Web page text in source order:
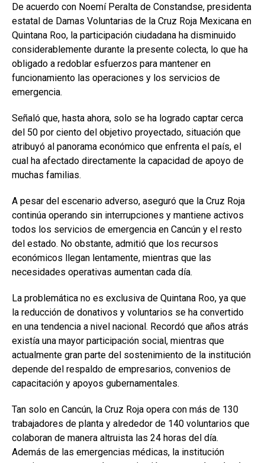
De acuerdo con Noemí Peralta de Constandse, presidenta
estatal de Damas Voluntarias de la Cruz Roja Mexicana en
Quintana Roo, la participación ciudadana ha disminuido
considerablemente durante la presente colecta, lo que ha
obligado a redoblar esfuerzos para mantener en
funcionamiento las operaciones y los servicios de
emergencia.
Señaló que, hasta ahora, solo se ha logrado captar cerca
del 50 por ciento del objetivo proyectado, situación que
atribuyó al panorama económico que enfrenta el país, el
cual ha afectado directamente la capacidad de apoyo de
muchas familias.
A pesar del escenario adverso, aseguró que la Cruz Roja
continúa operando sin interrupciones y mantiene activos
todos los servicios de emergencia en Cancún y el resto
del estado. No obstante, admitió que los recursos
económicos llegan lentamente, mientras que las
necesidades operativas aumentan cada día.
La problemática no es exclusiva de Quintana Roo, ya que
la reducción de donativos y voluntarios se ha convertido
en una tendencia a nivel nacional. Recordó que años atrás
existía una mayor participación social, mientras que
actualmente gran parte del sostenimiento de la institución
depende del respaldo de empresarios, convenios de
capacitación y apoyos gubernamentales.
Tan solo en Cancún, la Cruz Roja opera con más de 130
trabajadores de planta y alrededor de 140 voluntarios que
colaboran de manera altruista las 24 horas del día.
Además de las emergencias médicas, la institución